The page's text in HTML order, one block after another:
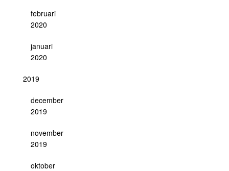
februari
2020
januari
2020
2019
december
2019
november
2019
oktober